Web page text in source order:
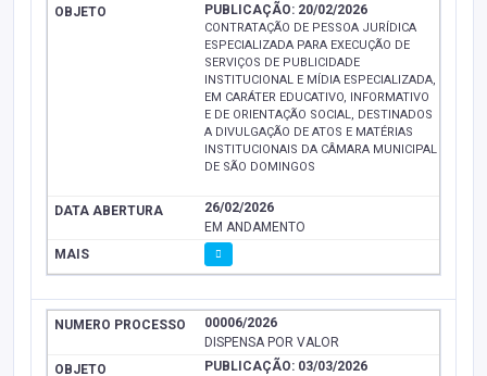
PUBLICAÇÃO: 20/02/2026
CONTRATAÇÃO DE PESSOA JURÍDICA
ESPECIALIZADA PARA EXECUÇÃO DE
SERVIÇOS DE PUBLICIDADE
INSTITUCIONAL E MÍDIA ESPECIALIZADA,
EM CARÁTER EDUCATIVO, INFORMATIVO
E DE ORIENTAÇÃO SOCIAL, DESTINADOS
A DIVULGAÇÃO DE ATOS E MATÉRIAS
INSTITUCIONAIS DA CÂMARA MUNICIPAL
DE SÃO DOMINGOS
26/02/2026
EM ANDAMENTO
00006/2026
DISPENSA POR VALOR
PUBLICAÇÃO: 03/03/2026